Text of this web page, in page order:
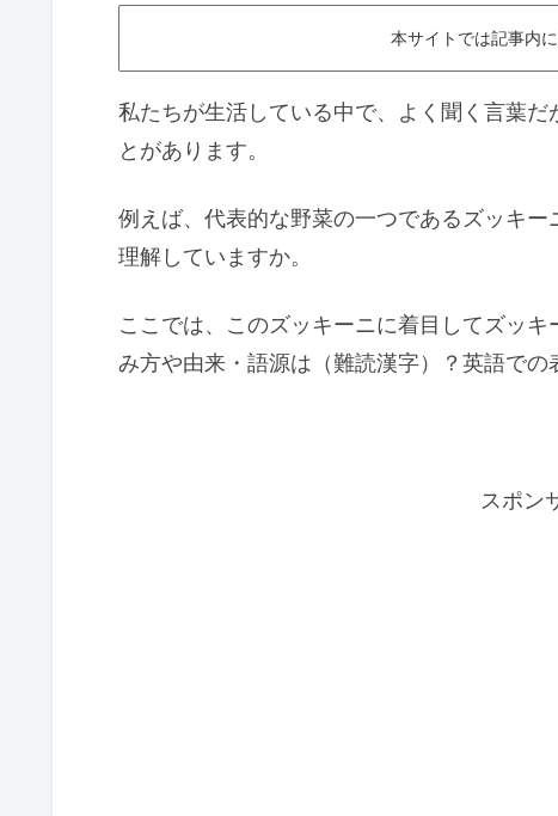
本サイトでは記事内
私たちが生活している中で、よく聞く言葉
とがあります。
例えば、代表的な野菜の一つであるズッキ
理解していますか。
ここでは、このズッキーニに着目してズッ
み方や由来・語源は（難読漢字）？英語での
スポン